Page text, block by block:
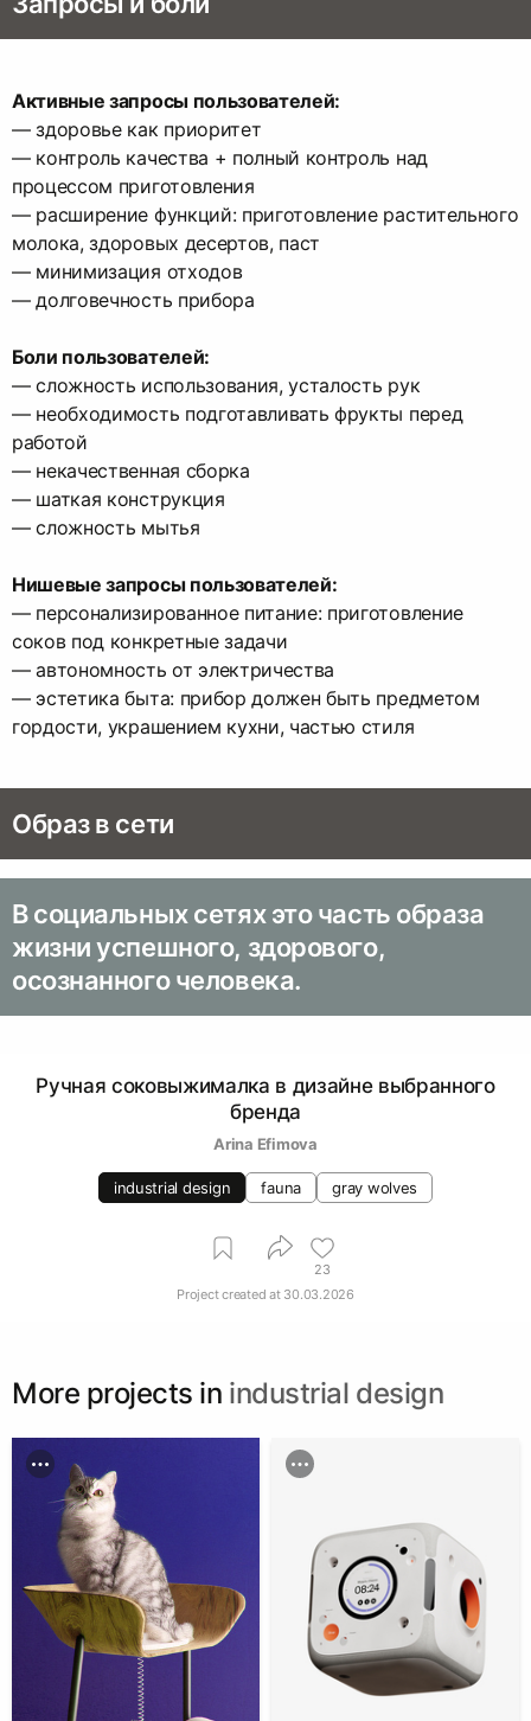
Активные запросы пользователей:
— здоровье как приоритет
— контроль качества + полный контроль над
процессом приготовления
— расширение функций: приготовление растительного
молока, здоровых десертов, паст
— минимизация отходов
— долговечность прибора
Боли пользователей:
— сложность использования, усталость рук
— необходимость подготавливать фрукты перед
работой
— некачественная сборка
— шаткая конструкция
— сложность мытья
Нишевые запросы пользователей:
— персонализированное питание: приготовление
соков под конкретные задачи
— автономность от электричества
— эстетика быта: прибор должен быть предметом
гордости, украшением кухни, частью стиля
Образ в сети
В социальных сетях это часть образа
жизни успешного, здорового,
осознанного человека.
Ручная соковыжималка в дизайне выбранного
бренда
Arina Efimova
industrial design fauna gray wolves
23
Project created at 30.03.2026
More projects in industrial design